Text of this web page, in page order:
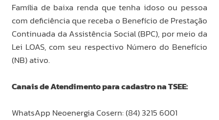
Família de baixa renda que tenha idoso ou pessoa
com deficiência que receba o Benefício de Prestação
Continuada da Assistência Social (BPC), por meio da
Lei LOAS, com seu respectivo Número do Benefício
(NB) ativo.
Canais de Atendimento para cadastro na TSEE:
WhatsApp Neoenergia Cosern: (84) 3215 6001